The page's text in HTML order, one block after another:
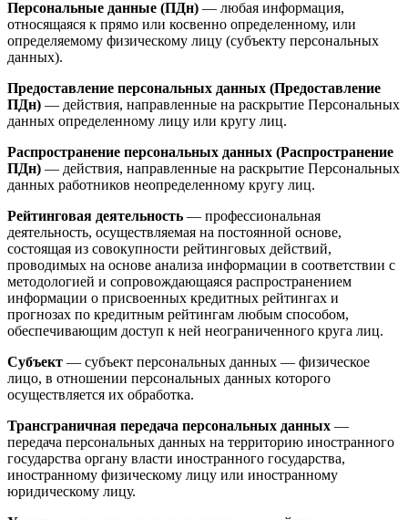
Персональные данные (ПДн) — любая информация,
относящаяся к прямо или косвенно определенному, или
определяемому физическому лицу (субъекту персональных
данных).
Предоставление персональных данных (Предоставление
ПДн) — действия, направленные на раскрытие Персональных
данных определенному лицу или кругу лиц.
Распространение персональных данных (Распространение
ПДн) — действия, направленные на раскрытие Персональных
данных работников неопределенному кругу лиц.
Рейтинговая деятельность — профессиональная
деятельность, осуществляемая на постоянной основе,
состоящая из совокупности рейтинговых действий,
проводимых на основе анализа информации в соответствии с
методологией и сопровождающаяся распространением
информации о присвоенных кредитных рейтингах и
прогнозах по кредитным рейтингам любым способом,
обеспечивающим доступ к ней неограниченного круга лиц.
Субъект — субъект персональных данных — физическое
лицо, в отношении персональных данных которого
осуществляется их обработка.
Трансграничная передача персональных данных —
передача персональных данных на территорию иностранного
государства органу власти иностранного государства,
иностранному физическому лицу или иностранному
юридическому лицу.